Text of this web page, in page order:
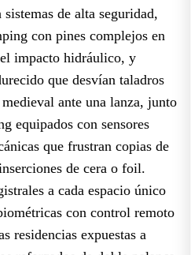
de alta seguridad,
con pines complejos en
impacto hidráulico, y
que desvían taladros
ante una lanza, junto
equipados con sensores
que frustran copias de
de cera o foil.
a cada espacio único
con control remoto
residencias expuestas a